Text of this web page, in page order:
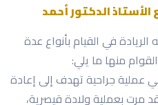
الدكتور أحمد
الريادة في القيام بأنواع عدة
منها ما يلي:
عملية جراحية تهدف إلى إعادة
مرت بعملية ولادة قيصرية،